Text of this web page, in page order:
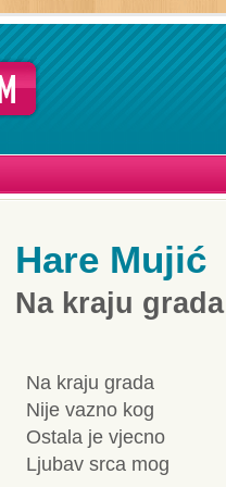
Hare Mujić
Na kraju grada
Na kraju grada
Nije vazno kog
Ostala je vjecno
Ljubav srca mog